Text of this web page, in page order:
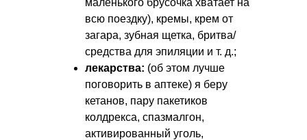
всю поездку), кремы, крем от
загара, зубная щетка, бритва/
средства для эпиляции и т. д.;
лекарства: (об этом лучше
поговорить в аптеке) я беру
кетанов, пару пакетиков
колдрекса, спазмалгон,
активированный уголь,